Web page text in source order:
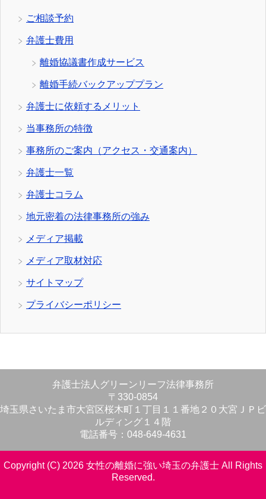
ご相談予約
弁護士費用
離婚協議書作成サービス
離婚手続バックアッププラン
弁護士に依頼するメリット
当事務所の特徴
事務所のご案内（アクセス・交通案内）
弁護士一覧
弁護士コラム
地元密着の法律事務所の強み
メディア掲載
メディア取材対応
サイトマップ
プライバシーポリシー
弁護士法人グリーンリーフ法律事務所
〒330-0854
埼玉県さいたま市大宮区桜木町１丁目１１番地２０大宮ＪＰビ
ルディング１４階
電話番号：048-649-4631
Copyright (C) 2026 女性の離婚に強い埼玉の弁護士 All Rights
Reserved.